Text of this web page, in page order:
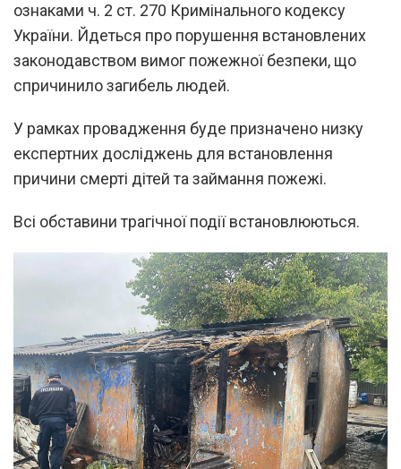
ознаками ч. 2 ст. 270 Кримінального кодексу
України. Йдеться про порушення встановлених
законодавством вимог пожежної безпеки, що
спричинило загибель людей.
У рамках провадження буде призначено низку
експертних досліджень для встановлення
причини смерті дітей та займання пожежі.
Всі обставини трагічної події встановлюються.